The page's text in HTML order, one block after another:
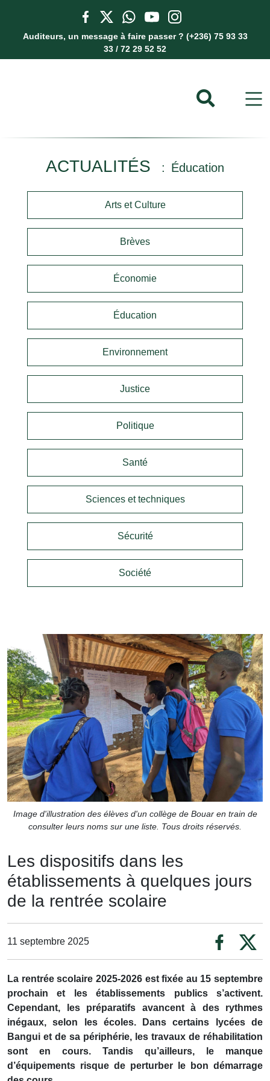
Auditeurs, un message à faire passer ? (+236) 75 93 33
33 / 72 29 52 52
ACTUALITÉS Éducation
Arts et Culture
Brèves
Économie
Éducation
Environnement
Justice
Politique
Santé
Sciences et techniques
Sécurité
Société
Image d'illustration des élèves d'un collège de Bouar en train de
consulter leurs noms sur une liste. Tous droits réservés.
Les dispositifs dans les
établissements à quelques jours
de la rentrée scolaire
11 septembre 2025
La rentrée scolaire 2025-2026 est fixée au 15 septembre
prochain et les établissements publics s’activent.
Cependant, les préparatifs avancent à des rythmes
inégaux, selon les écoles. Dans certains lycées de
Bangui et de sa périphérie, les travaux de réhabilitation
sont en cours. Tandis qu’ailleurs, le manque
d’équipements risque de perturber le bon démarrage